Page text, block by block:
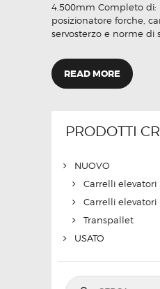
4.500mm Completo di:
posizionatore forche,
servosterzo e norme di
READ MORE
PRODOTTI
NUOVO
Carrelli elevatori
Carrelli elevatori
Transpallet
USATO
Ricerca per: